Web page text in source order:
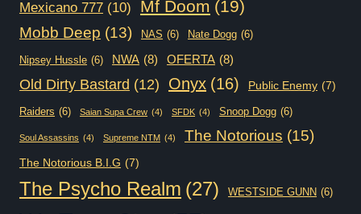
Mexicano 777 (10) Mf Doom (19)
Mobb Deep (13) NAS (6) Nate Dogg (6)
Nipsey Hussle (6) NWA (8) OFERTA (8)
Old Dirty Bastard (12) Onyx (16) Public Enemy (7)
Raiders (6) Saian Supa Crew (4) SFDK (4) Snoop Dogg (6)
Soul Assassins (4) Supreme NTM (4) The Notorious (15)
The Notorious B.I.G (7)
The Psycho Realm (27) WESTSIDE GUNN (6)